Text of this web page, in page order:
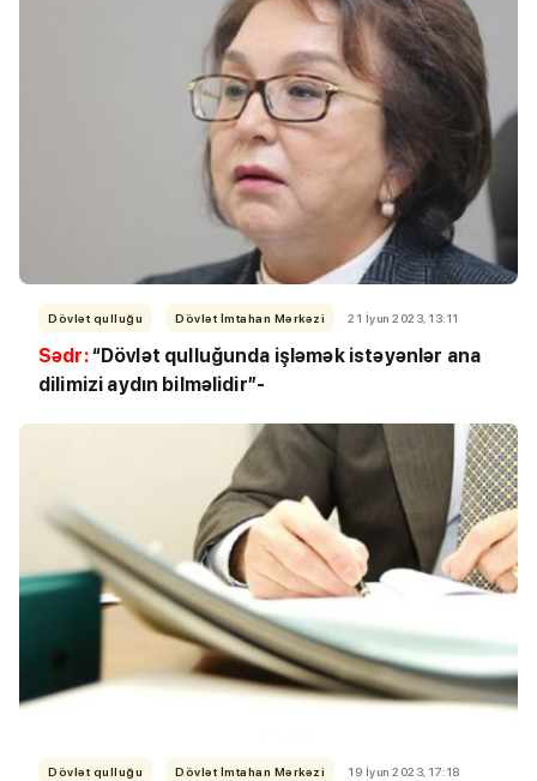
Dövlət qulluğu Dövlət İmtahan Mərkəzi 21 İyun 2023, 13:11
Sədr:“Dövlət qulluğunda işləmək istəyənlər ana
dilimizi aydın bilməlidir”-
Dövlət qulluğu Dövlət İmtahan Mərkəzi 19 İyun 2023, 17:18